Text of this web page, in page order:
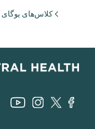
کلاس‌های یوگای